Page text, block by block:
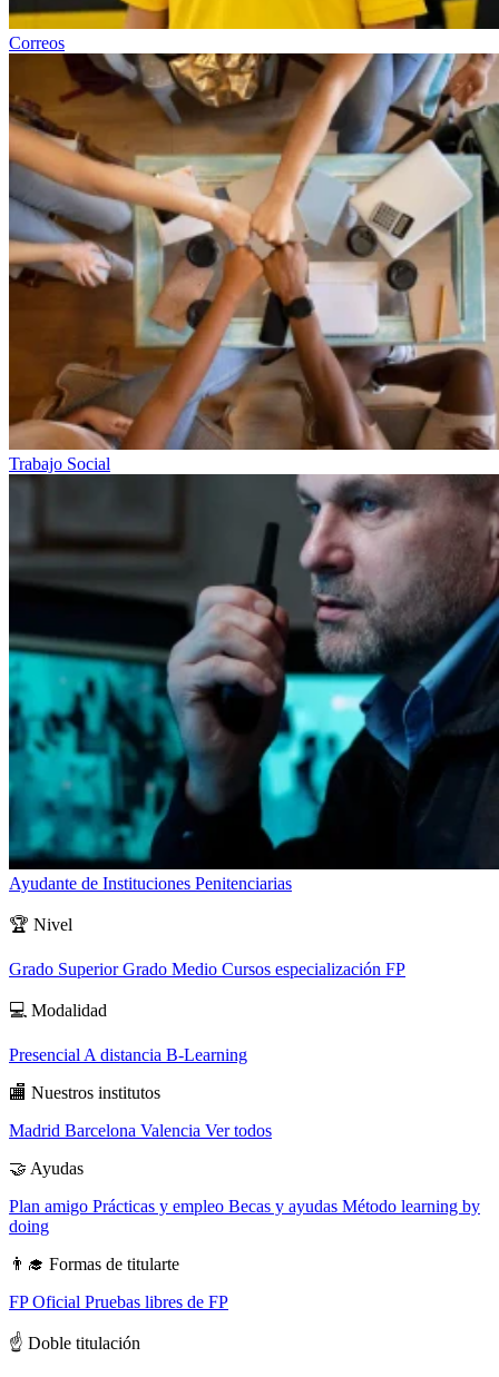
Correos
Trabajo Social
Ayudante de Instituciones Penitenciarias
🏆 Nivel
Grado SuperiorGrado Medio Cursos especialización FP
💻 Modalidad
Presencial A distancia B-Learning
🏬 Nuestros institutos
Madrid Barcelona Valencia Ver todos
🤝 Ayudas
Plan amigo Prácticas y empleo Becas y ayudas Método learning by
doing
👨‍🎓 Formas de titularte
FP Oficial Pruebas libres de FP
☝️ Doble titulación